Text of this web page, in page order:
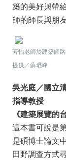
築的美好與帶
師的師長與朋
芳怡老師於建築師
提供／蘇琨峰
吳光庭／國立
指導教授
《建築展覽的
這本書可說是
是碩博士論文
田野調查方式